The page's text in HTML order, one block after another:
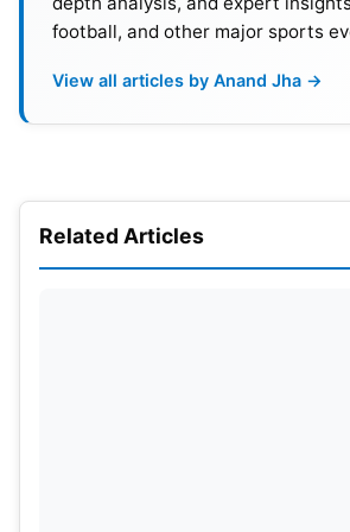
शिवम दुबे (Shivam Dube)
नाम दूसरे स्थान पर है। जिन्होंने आईपीएल
अपने ऑल राउंड प्रदर्शन के दम पर टीम को
साथ ही प्लेयर ऑफ द टूर्नामेंट का अवार्ड भी
दुबे के बल्ले से बीते सीजन 16 मैचों में 418
football, and other major sports
View all articles by Anand Jha →
Related Articles